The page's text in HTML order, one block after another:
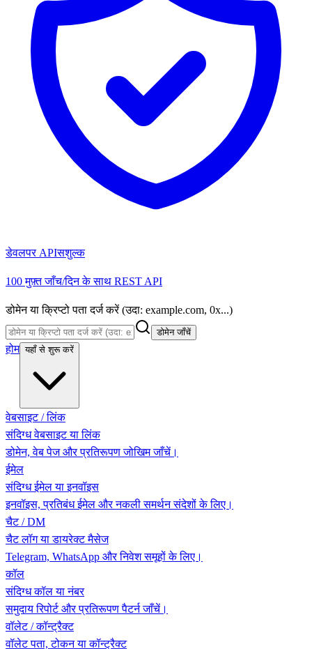
डेवलपर APIसशुल्क
100 मुफ़्त जाँच/दिन के साथ REST API
डोमेन या क्रिप्टो पता दर्ज करें (उदा: example.com, 0x...)
डोमेन जाँचें
होम यहाँ से शुरू करें
वेबसाइट / लिंक
संदिग्ध वेबसाइट या लिंक
डोमेन, वेब पेज और प्रतिरूपण जोखिम जाँचें।
ईमेल
संदिग्ध ईमेल या इनवॉइस
इनवॉइस, प्रतिबंध ईमेल और नकली समर्थन संदेशों के लिए।
चैट / DM
चैट लॉग या डायरेक्ट मैसेज
Telegram, WhatsApp और निवेश समूहों के लिए।
कॉल
संदिग्ध कॉल या नंबर
समुदाय रिपोर्ट और प्रतिरूपण पैटर्न जाँचें।
वॉलेट / कॉन्ट्रैक्ट
वॉलेट पता, टोकन या कॉन्ट्रैक्ट